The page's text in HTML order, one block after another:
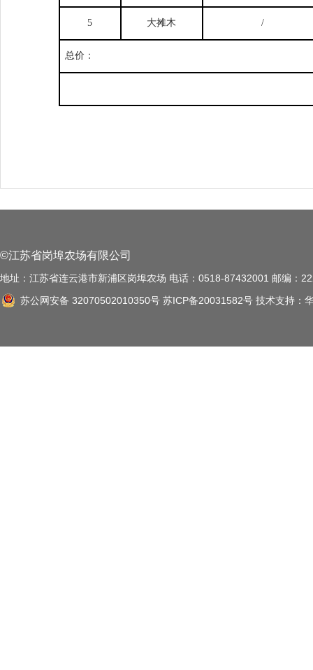
5 大摊木 /
总价：
©江苏省岗埠农场有限公司
地址：江苏省连云港市新浦区岗埠农场 电话：0518-87432001 邮编：
苏公网安备 32070502010350号 苏ICP备20031582号 技术支持：